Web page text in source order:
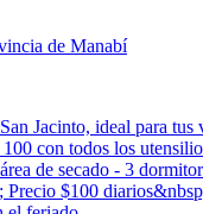
de Manabí
Jacinto, ideal para tus
con todos los
de secado - 3
Precio $100